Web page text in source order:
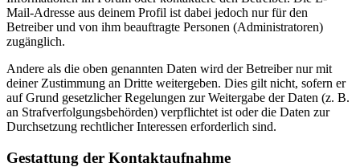
Mail-Adresse aus deinem Profil ist dabei jedoch nur für den
Betreiber und von ihm beauftragte Personen (Administratoren)
zugänglich.
Andere als die oben genannten Daten wird der Betreiber nur mit
deiner Zustimmung an Dritte weitergeben. Dies gilt nicht, sofern er
auf Grund gesetzlicher Regelungen zur Weitergabe der Daten (z. B.
an Strafverfolgungsbehörden) verpflichtet ist oder die Daten zur
Durchsetzung rechtlicher Interessen erforderlich sind.
Gestattung der Kontaktaufnahme